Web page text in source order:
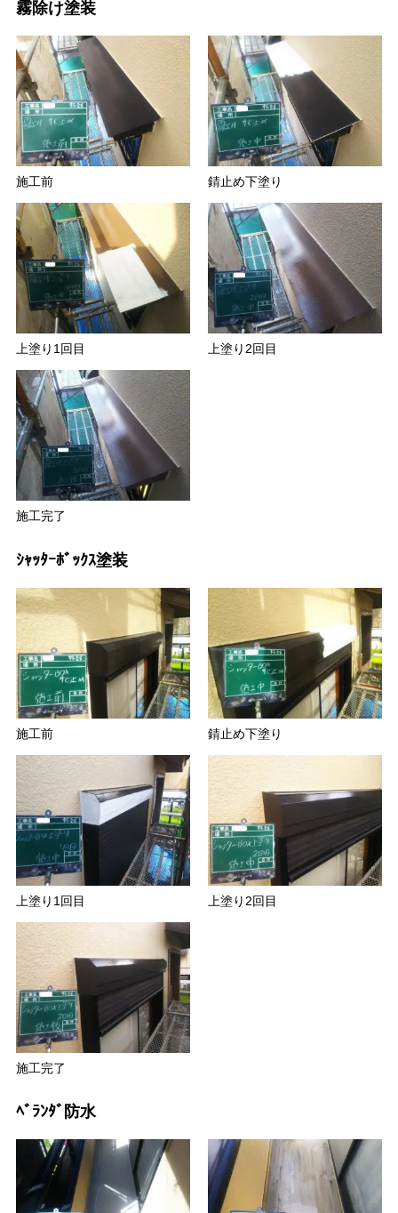
霧除け塗装
施工前 錆止め下塗り
上塗り1回目 上塗り2回目
施工完了
ｼｬｯﾀｰﾎﾞｯｸｽ塗装
施工前 錆止め下塗り
上塗り1回目 上塗り2回目
施工完了
ﾍﾞﾗﾝﾀﾞ防水